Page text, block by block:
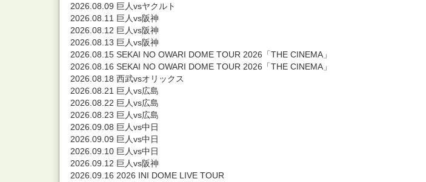
2026.08.09 巨人vsヤクルト
2026.08.11 巨人vs阪神
2026.08.12 巨人vs阪神
2026.08.13 巨人vs阪神
2026.08.15 SEKAI NO OWARI DOME TOUR 2026「THE CINEMA」
2026.08.16 SEKAI NO OWARI DOME TOUR 2026「THE CINEMA」
2026.08.18 西武vsオリックス
2026.08.21 巨人vs広島
2026.08.22 巨人vs広島
2026.08.23 巨人vs広島
2026.09.08 巨人vs中日
2026.09.09 巨人vs中日
2026.09.10 巨人vs中日
2026.09.12 巨人vs阪神
2026.09.16 2026 INI DOME LIVE TOUR